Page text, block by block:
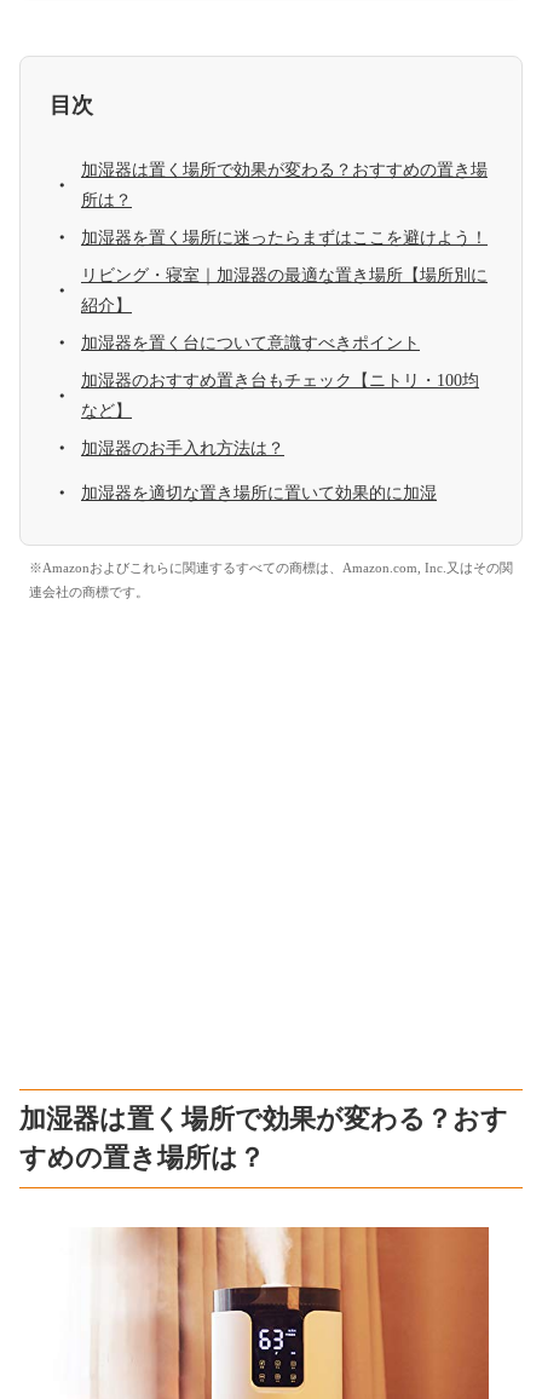
目次
加湿器は置く場所で効果が変わる？おすすめの置き場
所は？
加湿器を置く場所に迷ったらまずはここを避けよう！
リビング・寝室｜加湿器の最適な置き場所【場所別に
紹介】
加湿器を置く台について意識すべきポイント
加湿器のおすすめ置き台もチェック【ニトリ・100均
など】
加湿器のお手入れ方法は？
加湿器を適切な置き場所に置いて効果的に加湿
※Amazonおよびこれらに関連するすべての商標は、Amazon.com, Inc.又はその関
連会社の商標です。
加湿器は置く場所で効果が変わる？おす
すめの置き場所は？